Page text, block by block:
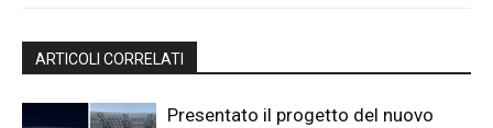
ARTICOLI CORRELATI
Presentato il progetto del nuovo